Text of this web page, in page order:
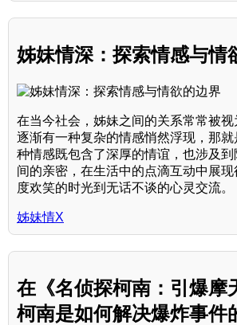
姊妹情深：探索情感与情
在当今社会，姊妹之间的关系常常被
逐渐有一种复杂的情感悄然浮现，那就
种情感既包含了深厚的情谊，也涉及
间的亲密，在生活中的点滴互动中展
度欢笑的时光到无话不谈的心灵交流。
姊妹情X
在《名侦探柯南：引爆摩
柯南是如何解决爆炸事件